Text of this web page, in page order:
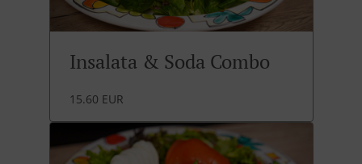
Insalata & Soda Combo
15.60 EUR